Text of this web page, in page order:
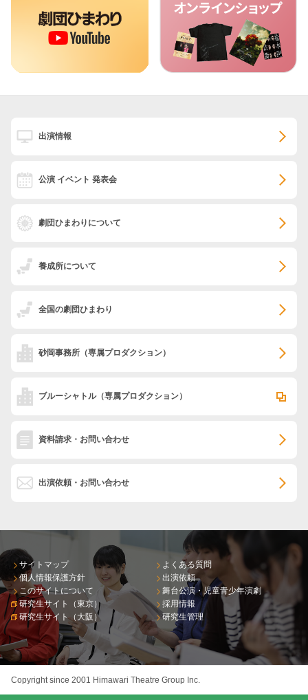
出演情報
公演 イベント 発表会
劇団ひまわりについて
養成所について
全国の劇団ひまわり
砂岡事務所 （専属プロダクション）
ブルーシャトル（専属プロダクション）
資料請求・お問い合わせ
出演依頼・お問い合わせ
サイトマップ
個人情報保護方針
このサイトについて
研究生サイト（東京）
研究生サイト（大阪）
よくある質問
出演依頼
舞台公演・児童青少年演劇
採用情報
研究生管理
Copyright since 2001 Himawari Theatre Group Inc.